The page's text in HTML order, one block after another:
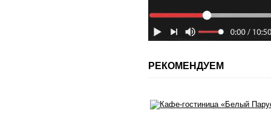
РЕКОМЕНДУЕМ